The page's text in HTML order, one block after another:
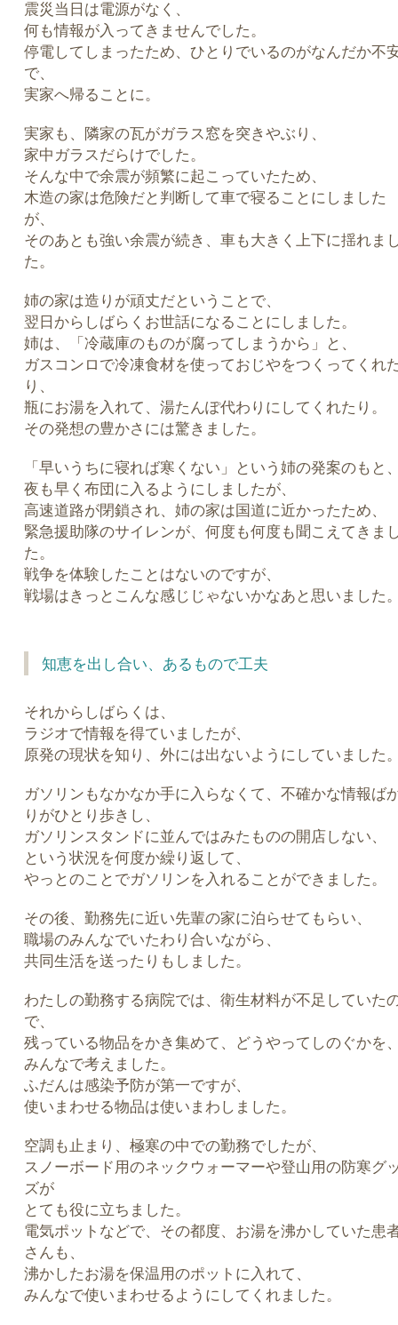
震災当日は電源がなく、
何も情報が入ってきませんでした。
停電してしまったため、ひとりでいるのがなんだか不
で、
実家へ帰ることに。
実家も、隣家の瓦がガラス窓を突きやぶり、
家中ガラスだらけでした。
そんな中で余震が頻繁に起こっていたため、
木造の家は危険だと判断して車で寝ることにしました
が、
そのあとも強い余震が続き、車も大きく上下に揺れま
た。
姉の家は造りが頑丈だということで、
翌日からしばらくお世話になることにしました。
姉は、「冷蔵庫のものが腐ってしまうから」と、
ガスコンロで冷凍食材を使っておじやをつくってくれ
り、
瓶にお湯を入れて、湯たんぽ代わりにしてくれたり。
その発想の豊かさには驚きました。
「早いうちに寝れば寒くない」という姉の発案のもと
夜も早く布団に入るようにしましたが、
高速道路が閉鎖され、姉の家は国道に近かったため、
緊急援助隊のサイレンが、何度も何度も聞こえてきま
た。
戦争を体験したことはないのですが、
戦場はきっとこんな感じじゃないかなあと思いました
知恵を出し合い、あるもので工夫
それからしばらくは、
ラジオで情報を得ていましたが、
原発の現状を知り、外には出ないようにしていました
ガソリンもなかなか手に入らなくて、不確かな情報ば
りがひとり歩きし、
ガソリンスタンドに並んではみたものの開店しない、
という状況を何度か繰り返して、
やっとのことでガソリンを入れることができました。
その後、勤務先に近い先輩の家に泊らせてもらい、
職場のみんなでいたわり合いながら、
共同生活を送ったりもしました。
わたしの勤務する病院では、衛生材料が不足していた
で、
残っている物品をかき集めて、どうやってしのぐかを
みんなで考えました。
ふだんは感染予防が第一ですが、
使いまわせる物品は使いまわしました。
空調も止まり、極寒の中での勤務でしたが、
スノーボード用のネックウォーマーや登山用の防寒グ
ズが
とても役に立ちました。
電気ポットなどで、その都度、お湯を沸かしていた患
さんも、
沸かしたお湯を保温用のポットに入れて、
みんなで使いまわせるようにしてくれました。